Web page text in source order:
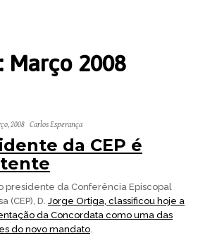
Março 2008
2008 Carlos Esperança
da CEP é
presidente da Conferência Episcopal
(CEP), D. Jorge Ortiga, classificou hoje a
da Concordata como uma das
do novo mandato.